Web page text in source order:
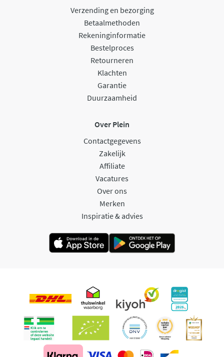
Verzending en bezorging
Betaalmethoden
Rekeninginformatie
Bestelproces
Retourneren
Klachten
Garantie
Duurzaamheid
Over Plein
Contactgegevens
Zakelijk
Affiliate
Vacatures
Over ons
Merken
Inspiratie & advies